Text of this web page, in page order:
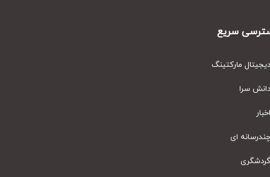
سریع
مارکتینگ
سرا
ای